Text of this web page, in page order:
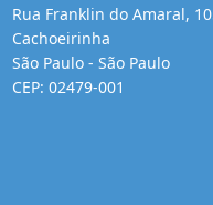
Rua Franklin do Amaral,
Cachoeirinha
São Paulo - São Paulo
CEP: 02479-001